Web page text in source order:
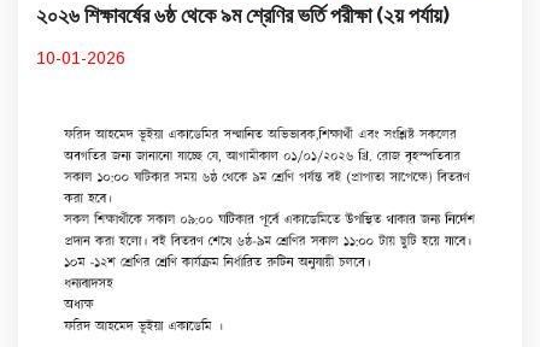
২০২৬ শিক্ষাবর্ষের ৬ষ্ঠ থেকে ৯ম শ্রেণির ভর্তি পরীক্ষা (২য় পর্যায়)
10-01-2026